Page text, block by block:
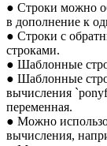
● Строки можно
в дополнение к
● Строки с
строками.
● Шаблонные
● Шаблонные
вычисления
переменная.
● Можно
вычисления,